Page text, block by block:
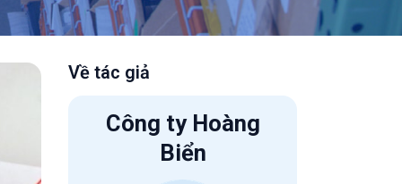
Về tác giả
Công ty Hoàng
Biển